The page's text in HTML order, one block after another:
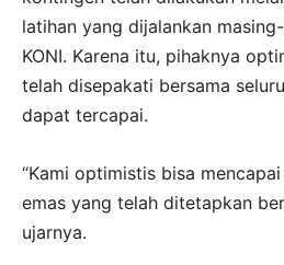
latihan yang dijalankan
KONI. Karena itu, pihaknya
telah disepakati bersama
dapat tercapai.
“Kami optimistis bisa
emas yang telah ditetapkan
ujarnya.